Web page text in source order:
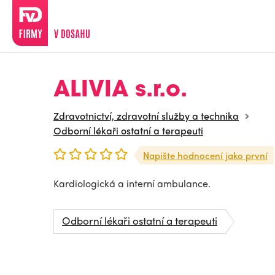
ALIVIA s.r.o.
Zdravotnictví, zdravotní služby a technika
Odborní lékaři ostatní a terapeuti
Napište hodnocení jako první
Kardiologická a interní ambulance.
Odborní lékaři ostatní a terapeuti